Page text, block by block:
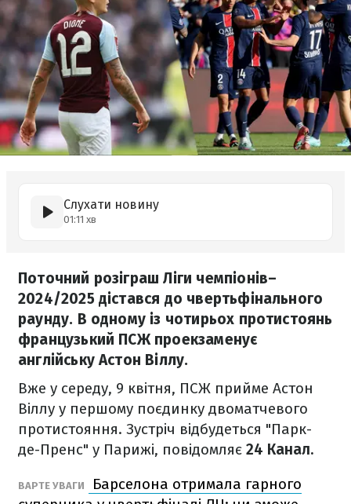
Слухати новину
01:11 хв
Поточний розіграш Ліги чемпіонів–
2024/2025 дістався до чвертьфінального
раунду. В одному із чотирьох протистоянь
французький ПСЖ проекзаменує
англійську Астон Віллу.
Вже у середу, 9 квітня, ПСЖ прийме Астон
Віллу у першому поєдинку двоматчевого
протистояння. Зустріч відбудеться "Парк-
де-Пренс" у Парижі, повідомляє 24 Канал.
ВАРТЕ УВАГИ
Барселона отримала гарного